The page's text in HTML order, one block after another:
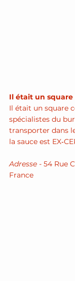
Il était un square
Il était un square
spécialistes du
transporter dans
la sauce est
Adresse - 54 Rue
France